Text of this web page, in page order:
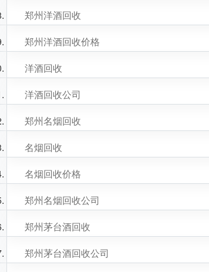
郑州洋酒回收
郑州洋酒回收价格
洋酒回收
洋酒回收公司
郑州名烟回收
名烟回收
名烟回收价格
郑州名烟回收公司
郑州茅台酒回收
郑州茅台酒回收公司